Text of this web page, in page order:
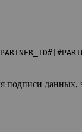
подписи данных,